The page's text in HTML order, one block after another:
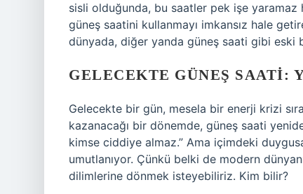
sisli olduğunda, bu saatler pek işe yaramaz
güneş saatini kullanmayı imkansız hale
dünyada, diğer yanda güneş saati gibi eski
GELECEKTE GÜNEŞ SAATI:
Gelecekte bir gün, mesela bir enerji krizi
kazanacağı bir dönemde, güneş saati
kimse ciddiye almaz.” Ama içimdeki
umutlanıyor. Çünkü belki de modern
dilimlerine dönmek isteyebiliriz. Kim bilir?